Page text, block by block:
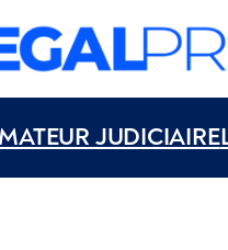
JUDICIAIRE